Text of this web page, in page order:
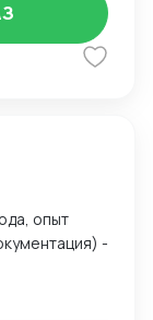
опыт
-